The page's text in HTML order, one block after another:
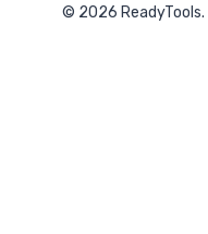
© 2026 ReadyTools.